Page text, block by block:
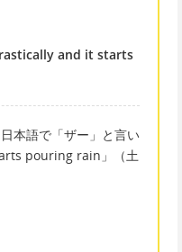
and it starts
本語で「ザー」と言い
pouring rain」（土